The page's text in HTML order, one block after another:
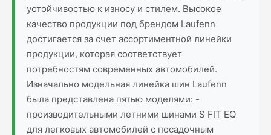
устойчивостью к износу и стилем. Высокое
качество продукции под брендом Laufenn
достигается за счет ассортиментной линейки
продукции, которая соответствует
потребностям современных автомобилей.
Изначально модельная линейка шин Laufenn
была представлена пятью моделями: -
производительными летними шинами S FIT EQ
для легковых автомобилей с посадочным